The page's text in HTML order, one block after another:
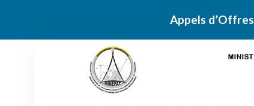
Appels d’Offres